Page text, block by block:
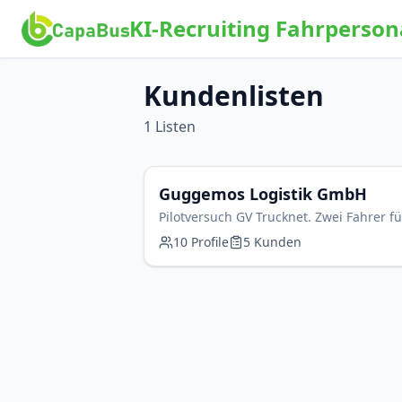
KI-Recruiting
Kundenlisten
1 Listen
Guggemos Logistik GmbH
Pilotversuch GV Trucknet. Zwei Fahrer
10 Profile 5 Kunden